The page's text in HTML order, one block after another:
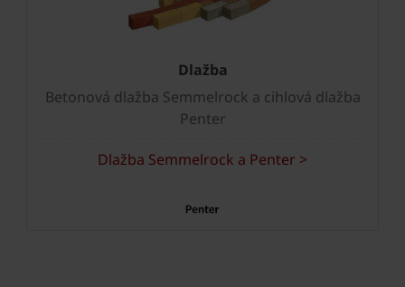
Dlažba
Betonová dlažba Semmelrock a cihlová dlažba
Penter
Dlažba Semmelrock a Penter >